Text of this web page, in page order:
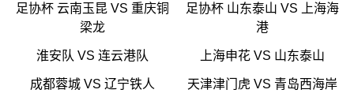
足协杯 云南玉昆 VS 重庆铜
梁龙
足协杯 山东泰山 VS 上海海
港
淮安队 VS 连云港队 上海申花 VS 山东泰山
成都蓉城 VS 辽宁铁人 天津津门虎 VS 青岛西海岸